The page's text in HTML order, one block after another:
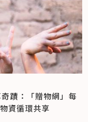
蹟：「贈物網」每
資循環共享